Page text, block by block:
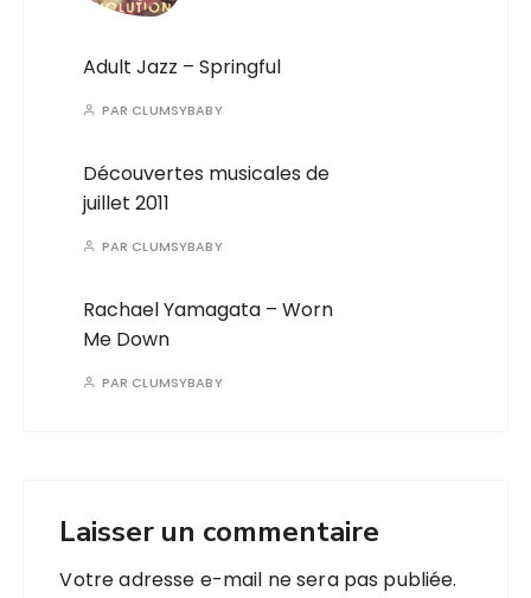
Adult Jazz – Springful
PAR CLUMSYBABY
Découvertes musicales de
juillet 2011
PAR CLUMSYBABY
Rachael Yamagata – Worn
Me Down
PAR CLUMSYBABY
Laisser un commentaire
Votre adresse e-mail ne sera pas publiée.